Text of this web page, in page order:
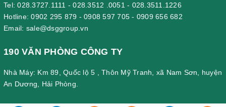
Tel:028.3727.1111 -028.3512 .0051 - 028.3511.1226
Hotline:0902 295 879 - 0908 597 705 - 0909 656 682
Email: sale@dsggroup.vn
190 VĂN PHÒNG CÔNG TY
Nhà Máy: Km 89, Quốc lộ 5 , Thôn Mỹ Tranh, xã Nam Sơn, huyện
An Dương, Hải Phòng.